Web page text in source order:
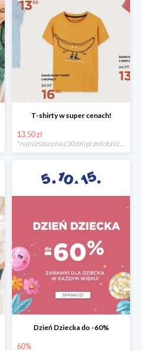
T-shirty w super cenach!
13.50 zł
*najniższa cena z 30 dni przed obniżką
Dzień Dziecka do -60%
60%